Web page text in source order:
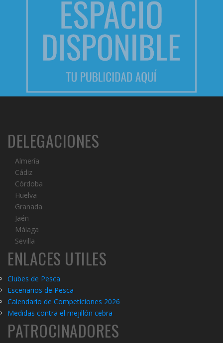
DELEGACIONES
Almería
Cádiz
Córdoba
Huelva
Granada
Jaén
Málaga
Sevilla
ENLACES UTILES
Clubes de Pesca
Escenarios de Pesca
Calendario de Competiciones 2026
Medidas contra el mejillón cebra
PATROCINADORES